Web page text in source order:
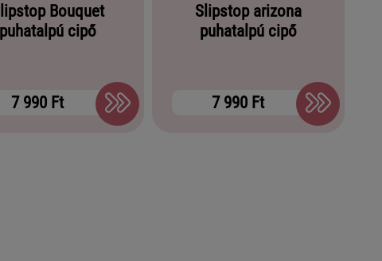
Bouquet
puhatalpú cipő
7 990 Ft
Slipstop arizona
puhatalpú cipő
7 990 Ft